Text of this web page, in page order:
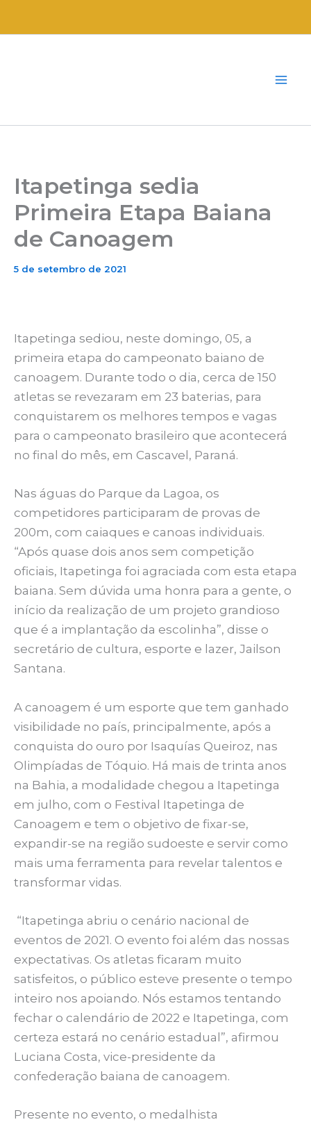
Itapetinga sedia
Primeira Etapa Baiana
de Canoagem
5 de setembro de 2021
Itapetinga sediou, neste domingo, 05, a
primeira etapa do campeonato baiano de
canoagem. Durante todo o dia, cerca de 150
atletas se revezaram em 23 baterias, para
conquistarem os melhores tempos e vagas
para o campeonato brasileiro que acontecerá
no final do mês, em Cascavel, Paraná.
Nas águas do Parque da Lagoa, os
competidores participaram de provas de
200m, com caiaques e canoas individuais.
“Após quase dois anos sem competição
oficiais, Itapetinga foi agraciada com esta etapa
baiana. Sem dúvida uma honra para a gente, o
início da realização de um projeto grandioso
que é a implantação da escolinha”, disse o
secretário de cultura, esporte e lazer, Jailson
Santana.
A canoagem é um esporte que tem ganhado
visibilidade no país, principalmente, após a
conquista do ouro por Isaquías Queiroz, nas
Olimpíadas de Tóquio. Há mais de trinta anos
na Bahia, a modalidade chegou a Itapetinga
em julho, com o Festival Itapetinga de
Canoagem e tem o objetivo de fixar-se,
expandir-se na região sudoeste e servir como
mais uma ferramenta para revelar talentos e
transformar vidas.
“Itapetinga abriu o cenário nacional de
eventos de 2021. O evento foi além das nossas
expectativas. Os atletas ficaram muito
satisfeitos, o público esteve presente o tempo
inteiro nos apoiando. Nós estamos tentando
fechar o calendário de 2022 e Itapetinga, com
certeza estará no cenário estadual”, afirmou
Luciana Costa, vice-presidente da
confederação baiana de canoagem.
Presente no evento, o medalhista